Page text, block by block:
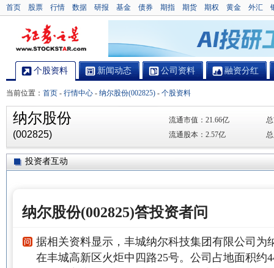
首页 股票 行情 数据 研报 基金 债券 期指 期货 期权 黄金 外汇
个股资料 新闻动态 公司资料 融资分红
当前位置： 首页 - 行情中心 - 纳尔股份(002825) - 个股资料
纳尔股份
(002825)
流通市值： 21.66亿
流通股本： 2.57亿
投资者互动
纳尔股份(002825)答投资者问
据相关资料显示，丰城纳尔科技集团有限公司为
在丰城高新区火炬中四路25号。公司占地面积约